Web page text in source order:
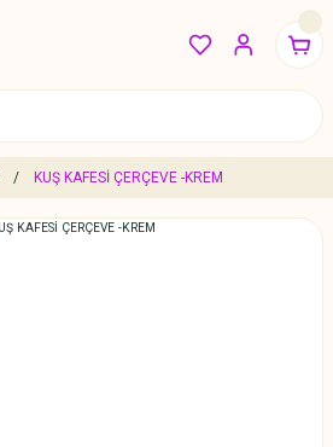
KUŞ KAFESİ ÇERÇEVE -KREM